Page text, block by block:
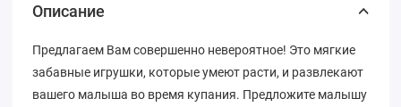
Описание
Предлагаем Вам совершенно невероятное! Это мягкие
забавные игрушки, которые умеют расти, и развлекают
вашего малыша во время купания. Предложите малышу